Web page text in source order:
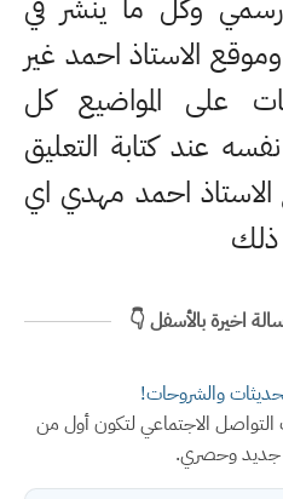
الاستاذ احمد غير
على المواضيع كل
كتابة التعليق
احمد مهدي اي
ذلك
اخيرة بالأسفل 👇
والشروحات!
التواصل الاجتماعي لتكون أول من
وحصري.